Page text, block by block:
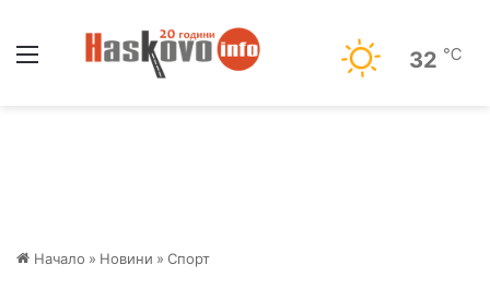
32 ℃
Начало » Новини » Спорт